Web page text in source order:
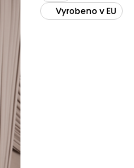
Vyrobeno v EU